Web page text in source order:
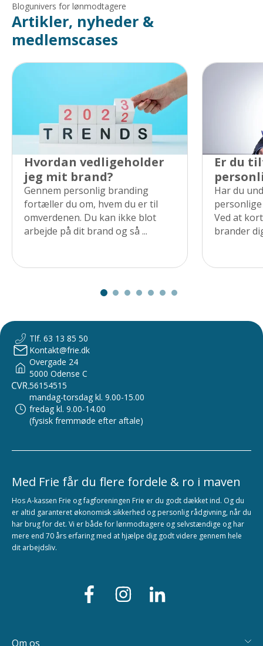
Blogunivers for lønmodtagere
Artikler, nyheder &
medlemscases
Hvordan vedligeholder
jeg mit brand?
Gennem personlig branding
fortæller du om, hvem du er til
omverdenen. Du kan ikke blot
arbejde på dit brand og så ...
Er du
Har du
Ved at
brander
Tlf. 63 13 85 50
Kontakt@frie.dk
Overgade 24
5000 Odense C
56154515
mandag-torsdag kl. 9.00-15.00
fredag kl. 9.00-14.00
(fysisk fremmøde efter aftale)
Med Frie får du flere fordele & ro i maven
Hos A-kassen Frie og fagforeningen Frie er du godt dækket ind. Og du
er altid garanteret økonomisk sikkerhed og personlig rådgivning, når du
har brug for det. Vi er både for lønmodtagere og selvstændige og har
mere end 70 års erfaring med at hjælpe dig godt videre gennem hele
dit arbejdsliv.
Om os